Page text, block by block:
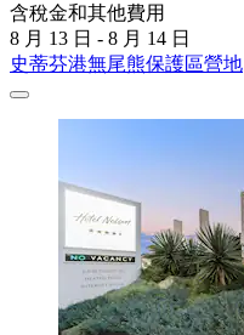
含稅金和其他費用
8 月 13 日 - 8 月 14 日
史蒂芬港無尾熊保護區營地